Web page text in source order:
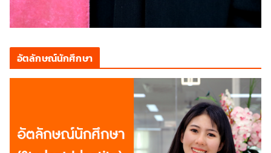
อัตลักษณ์นักศึกษา